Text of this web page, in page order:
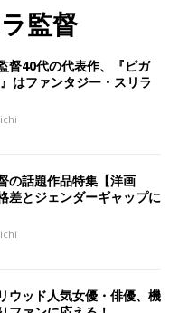
監督
督40代の代表作、『ビガ
はファンタジー・スリラ
の話題作品特集【洋画
差とジェンダーギャップに
ウッド人気女優・俳優、機